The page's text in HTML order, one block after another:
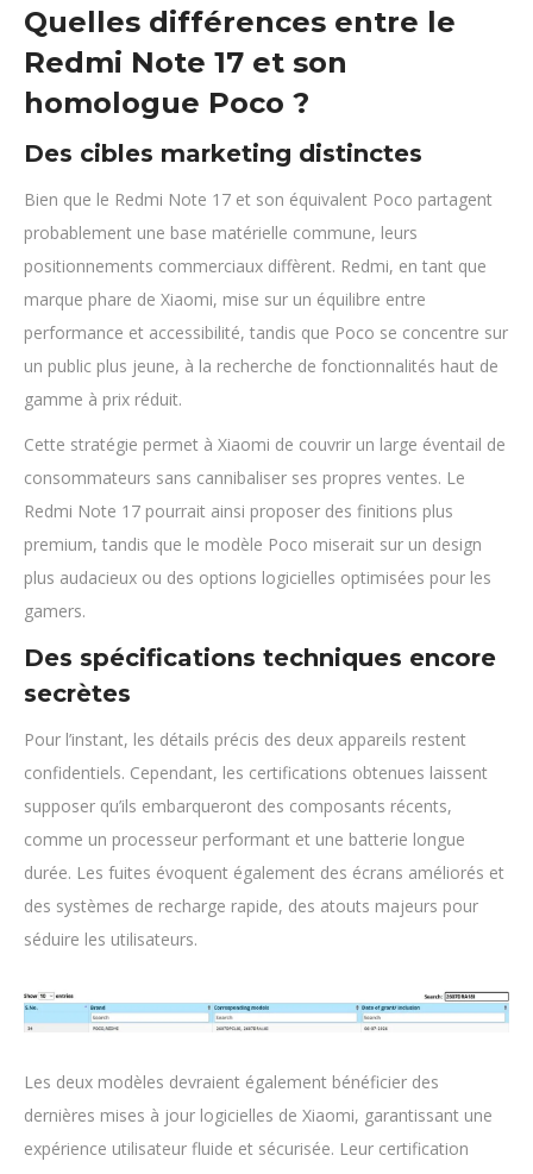
Quelles différences entre le
Redmi Note 17 et son
homologue Poco ?
Des cibles marketing distinctes
Bien que le Redmi Note 17 et son équivalent Poco partagent
probablement une base matérielle commune, leurs
positionnements commerciaux diffèrent. Redmi, en tant que
marque phare de Xiaomi, mise sur un équilibre entre
performance et accessibilité, tandis que Poco se concentre sur
un public plus jeune, à la recherche de fonctionnalités haut de
gamme à prix réduit.
Cette stratégie permet à Xiaomi de couvrir un large éventail de
consommateurs sans cannibaliser ses propres ventes. Le
Redmi Note 17 pourrait ainsi proposer des finitions plus
premium, tandis que le modèle Poco miserait sur un design
plus audacieux ou des options logicielles optimisées pour les
gamers.
Des spécifications techniques encore
secrètes
Pour l’instant, les détails précis des deux appareils restent
confidentiels. Cependant, les certifications obtenues laissent
supposer qu’ils embarqueront des composants récents,
comme un processeur performant et une batterie longue
durée. Les fuites évoquent également des écrans améliorés et
des systèmes de recharge rapide, des atouts majeurs pour
séduire les utilisateurs.
Les deux modèles devraient également bénéficier des
dernières mises à jour logicielles de Xiaomi, garantissant une
expérience utilisateur fluide et sécurisée. Leur certification